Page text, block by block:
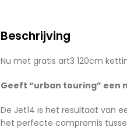
Beschrijving
Nu met gratis art3 120cm
Geeft “urban touring” een
De Jet14 is het resultaat van
het perfecte compromis